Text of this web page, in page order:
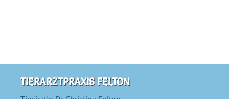
TIERARZTPRAXIS FELTON